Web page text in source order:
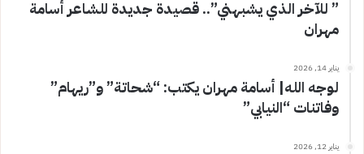
” للآخر الذي يشبهني”.. قصيدة جديدة للشاعر أسامة
مهران
يناير 14, 2026
لوجه الله| أسامة مهران يكتب: “شحاتة” و”ريهام”
وفاتنات “النيابي”
يناير 12, 2026